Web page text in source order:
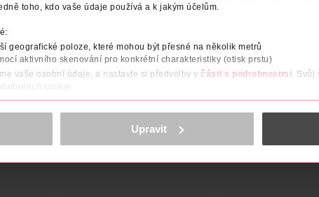
toho, kdo vaše údaje používá a k jakým účelům.
geografické poloze, které mohou být přesné na několik metrů
aktivního skenování pro konkrétní charakteristiky (otisk prstu)
vaše osobní údaje, a nastavte si předvolby v části s podrobnostmi. Svůj
cookie.
a reklam, funkcí sociálních médií, analýze návštěvnosti, které mohou
osobních údajů.
<
Upravit
ÚČINEK VYROBENO V VÝROBCE/DODAVATEL
s aloe vera na vlasy s lupy, pro normální až citlivou pokožku
používání.
hlavy